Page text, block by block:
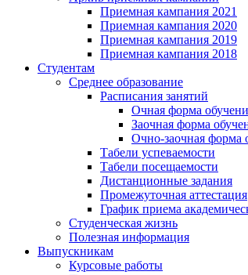
Приемная кампания 2021
Приемная кампания 2020
Приемная кампания 2019
Приемная кампания 2018
Студентам
Среднее образование
Расписания занятий
Очная форма
Заочная форма
Очно-заочная форма
Табели успеваемости
Табели посещаемости
Дистанционные задания
Промежуточная аттестация
График приема
Студенческая жизнь
Полезная информация
Выпускникам
Курсовые работы